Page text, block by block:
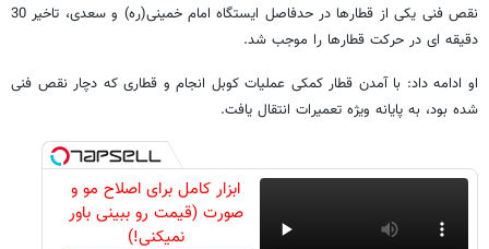
نقص فنی یکی از قطارها در حدفاصل ایستگاه امام خمینی(ره) و سعدی، تاخیر 30
دقیقه ای در حرکت قطارها را موجب شد.
او ادامه داد: با آمدن قطار کمکی عملیات کوبل انجام و قطاری که دچار نقص فنی
شده بود، به پایانه ویژه تعمیرات انتقال یافت.
ابزار کامل برای اصلاح مو و
صورت (قیمت رو ببینی باور
نمیکنی!)